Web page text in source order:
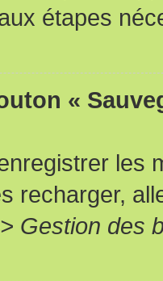
étapes
«
recharger,
Gestion des